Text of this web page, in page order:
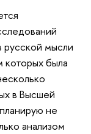
русской мысли
которых была
в Высшей
не
анализом